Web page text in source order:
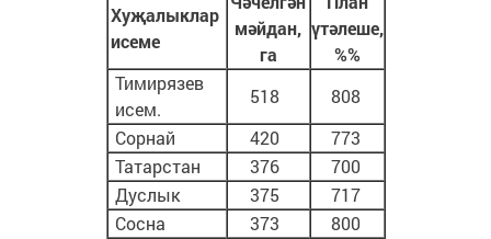
Хуҗалыклар
исеме
мәйдан,
га
үтәлеше,
%%
Тимирязев
исем.
518
808
Сорнай
420
773
Татарстан
376
700
Дуслык
375
717
Сосна
373
800